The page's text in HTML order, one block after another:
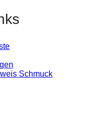
Schmuck